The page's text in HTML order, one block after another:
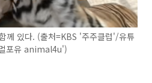
께 있다. (출처=KBS '주주클럽'/유튜
포유 animal4u')